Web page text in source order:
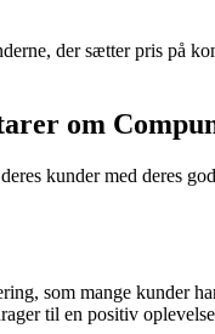
der sætter pris på
om
kunder med deres
som mange kunder
til en positiv